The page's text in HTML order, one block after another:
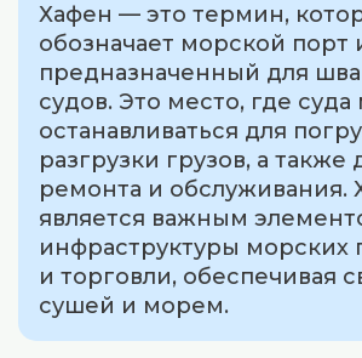
Хафен — это термин,
обозначает морской порт
предназначенный для
судов. Это место, где суда
останавливаться для
разгрузки грузов, а также
ремонта и обслуживания.
является важным
инфраструктуры морских
и торговли, обеспечивая
сушей и морем.